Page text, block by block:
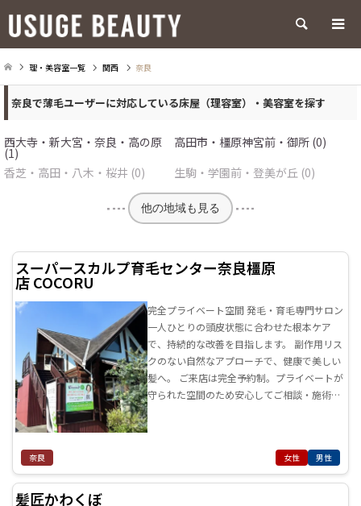
検索
理・美容室一覧 関西 奈良
奈良で薄毛ユーザーに対応している床屋（理容室）・美容室を探す
西大寺・新大宮・奈良・高の原
(1)
高田市・橿原神宮前・御所 (0)
香芝・高田・八木・桜井 (0)
生駒・学園前・登美が丘 (0)
他の地域も見る
スーパースカルプ育毛センター奈良橿原
店 COCORU
完全プライベート空間 発毛・育毛専門サロン
一人ひとりの頭皮状態に合わせた根本ケア
で、持続的な改善を目指します。 副作用リス
クのない自然なアプローチで、健康で美しい
髪へ。 ご来店は完全予約制。プライベートが
守られた空間のため安心してご相談・施術…
奈良 女性 男性
髪匠かわくぼ